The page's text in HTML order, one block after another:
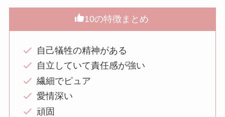
10の特徴まとめ
自己犠牲の精神がある
自立していて責任感が強い
繊細でピュア
愛情深い
頑固